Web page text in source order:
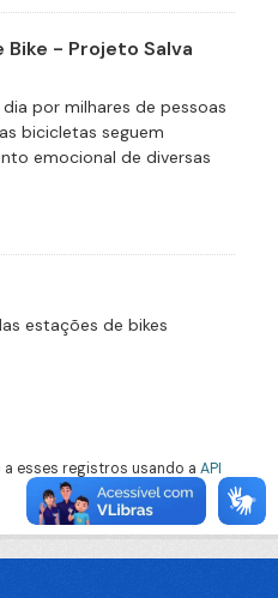
Bike - Projeto Salva
por milhares de pessoas
bicicletas seguem
emocional de diversas
estações de bikes
esses registros usando a API